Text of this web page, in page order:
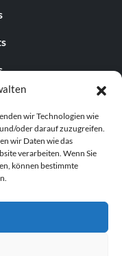
wir Technologien wie
oder darauf zuzugreifen.
wir Daten wie das
verarbeiten. Wenn Sie
können bestimmte